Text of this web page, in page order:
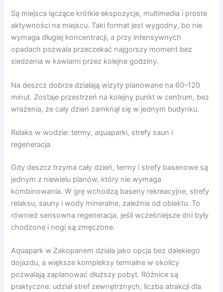
Są miejsca łączące krótkie ekspozycje, multimedia i proste
aktywności na miejscu. Taki format jest wygodny, bo nie
wymaga długiej koncentracji, a przy intensywnych
opadach pozwala przeczekać najgorszy moment bez
siedzenia w kawiarni przez kolejne godziny.
Na deszcz dobrze działają wizyty planowane na 60–120
minut. Zostaje przestrzeń na kolejny punkt w centrum, bez
wrażenia, że cały dzień zamknął się w jednym budynku.
Relaks w wodzie: termy, aquaparki, strefy saun i
regeneracja
Gdy deszcz trzyma cały dzień, termy i strefy basenowe są
jednym z niewielu planów, który nie wymaga
kombinowania. W grę wchodzą baseny rekreacyjne, strefy
relaksu, sauny i wody mineralne, zależnie od obiektu. To
również sensowna regeneracja, jeśli wcześniejsze dni były
chodzone i nogi są zmęczone.
Aquapark w Zakopanem działa jako opcja bez dalekiego
dojazdu, a większe kompleksy termalne w okolicy
pozwalają zaplanować dłuższy pobyt. Różnice są
praktyczne: udział stref zewnętrznych, liczba atrakcji dla